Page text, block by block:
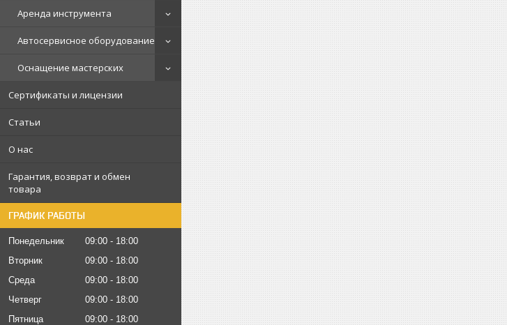
Аренда инструмента
Автосервисное оборудование
Оснащение мастерских
Сертификаты и лицензии
Статьи
О нас
Гарантия, возврат и обмен
товара
ГРАФИК РАБОТЫ
Понедельник 09:00
18:00
Вторник
09:00
18:00
Среда
09:00
18:00
Четверг
09:00
18:00
Пятница
09:00
18:00